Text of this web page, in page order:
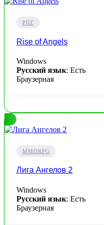
РПГ
Rise of Angels
Windows
Русский язык: Есть
Браузерная
MMORPG
Лига Ангелов 2
Windows
Русский язык: Есть
Браузерная